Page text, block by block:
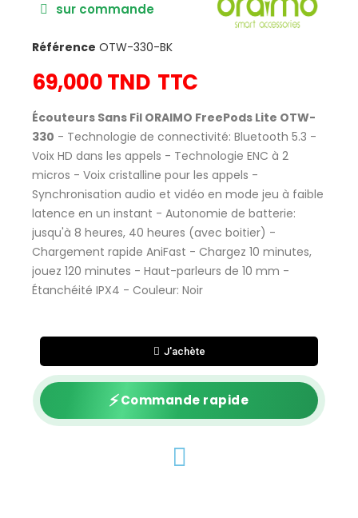
sur commande
Référence OTW-330-BK
69,000 TND TTC
Écouteurs Sans Fil ORAIMO FreePods Lite OTW-
330 - Technologie de connectivité: Bluetooth 5.3 -
Voix HD dans les appels - Technologie ENC à 2
micros - Voix cristalline pour les appels -
Synchronisation audio et vidéo en mode jeu à faible
latence en un instant - Autonomie de batterie:
jusqu'à 8 heures, 40 heures (avec boitier) -
Chargement rapide AniFast - Chargez 10 minutes,
jouez 120 minutes - Haut-parleurs de 10 mm -
Étanchéité IPX4 - Couleur: Noir
J'achète
⚡Commande rapide